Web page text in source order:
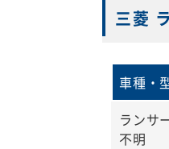
三菱
車種・
ランサ
不明